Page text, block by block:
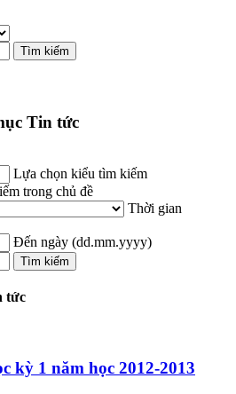
Tin tức
Lựa chọn kiểu tìm kiếm
trong chủ đề
Thời gian
Đến ngày (dd.mm.yyyy)
tức
kỳ 1 năm học 2012-2013